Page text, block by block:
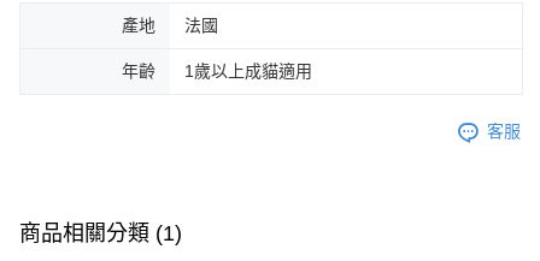
產地 法國
年齡 1歲以上成貓適用
客服
商品相關分類 (1)